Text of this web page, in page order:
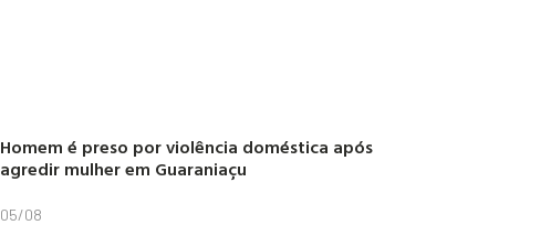
Homem é preso por violência doméstica após
agredir mulher em Guaraniaçu
05/08